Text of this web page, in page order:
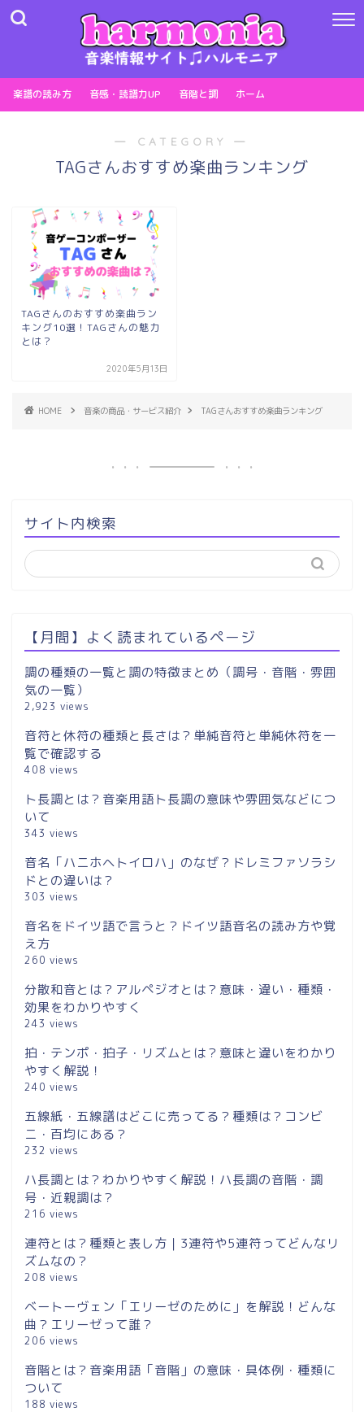
楽譜の読み方 音感・読譜力UP 音階と調 ホーム
― CATEGORY ―
TAGさんおすすめ楽曲ランキング
TAGさんのおすすめ楽曲ラン
キング10選！TAGさんの魅力
とは？
2020年5月13日
HOME 音楽の商品・サービス紹介 TAGさんおすすめ楽曲ランキング
サイト内検索
【月間】よく読まれているページ
調の種類の一覧と調の特徴まとめ（調号・音階・雰囲
気の一覧）
2,923 views
音符と休符の種類と長さは？単純音符と単純休符を一
覧で確認する
408 views
ト長調とは？音楽用語ト長調の意味や雰囲気などにつ
いて
343 views
音名「ハニホヘトイロハ」のなぜ？ドレミファソラシ
ドとの違いは？
303 views
音名をドイツ語で言うと？ドイツ語音名の読み方や覚
え方
260 views
分散和音とは？アルペジオとは？意味・違い・種類・
効果をわかりやすく
243 views
拍・テンポ・拍子・リズムとは？意味と違いをわかり
やすく解説！
240 views
五線紙・五線譜はどこに売ってる？種類は？コンビ
ニ・百均にある？
232 views
ハ長調とは？わかりやすく解説！ハ長調の音階・調
号・近親調は？
216 views
連符とは？種類と表し方｜3連符や5連符ってどんなリ
ズムなの？
208 views
ベートーヴェン「エリーゼのために」を解説！どんな
曲？エリーゼって誰？
206 views
音階とは？音楽用語「音階」の意味・具体例・種類に
ついて
188 views